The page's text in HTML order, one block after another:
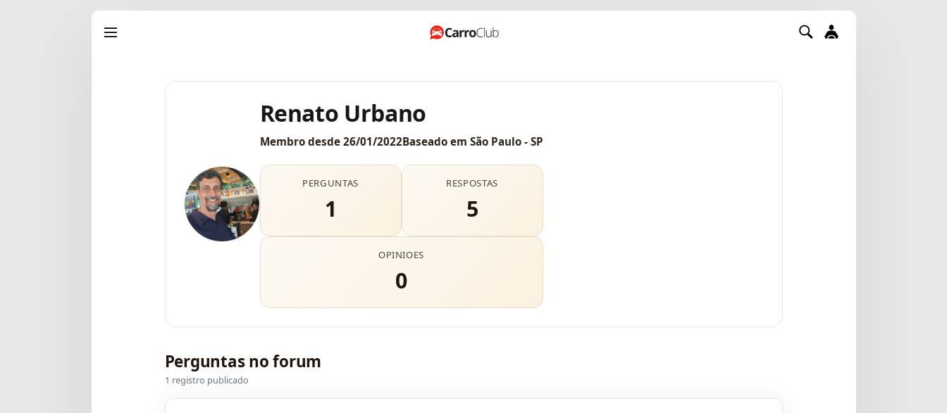
Renato Urbano
Membro desde 26/01/2022Baseado em São Paulo - SP
PERGUNTAS
1
RESPOSTAS
5
OPINIOES
0
Perguntas no forum
1 registro publicado